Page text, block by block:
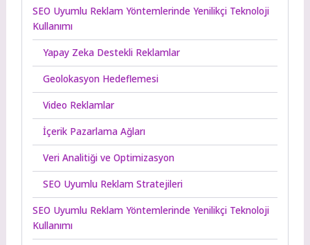
SEO Uyumlu Reklam Yöntemlerinde Yenilikçi Teknoloji
Kullanımı
Yapay Zeka Destekli Reklamlar
Geolokasyon Hedeflemesi
Video Reklamlar
İçerik Pazarlama Ağları
Veri Analitiği ve Optimizasyon
SEO Uyumlu Reklam Stratejileri
SEO Uyumlu Reklam Yöntemlerinde Yenilikçi Teknoloji
Kullanımı